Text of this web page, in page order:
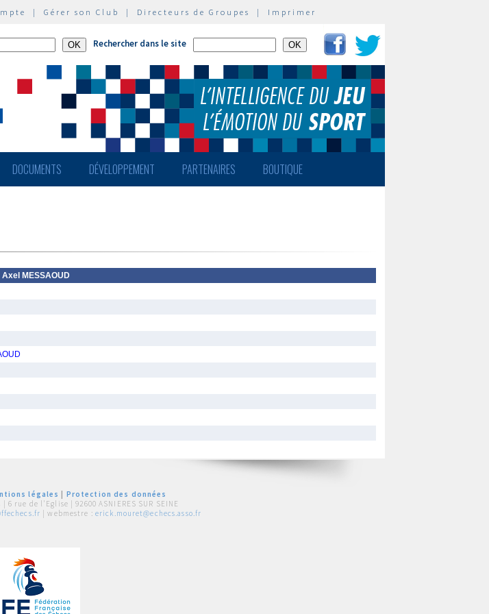
| Gérer son Club | Directeurs de Groupes | Imprimer
Rechercher dans le site
DOCUMENTS DÉVELOPPEMENT PARTENAIRES BOUTIQUE
Axel MESSAOUD
légales
Protection des données
6 rue de l'Eglise | 92600 ASNIERES SUR SEINE
| webmestre : erick.mouret@echecs.asso.fr